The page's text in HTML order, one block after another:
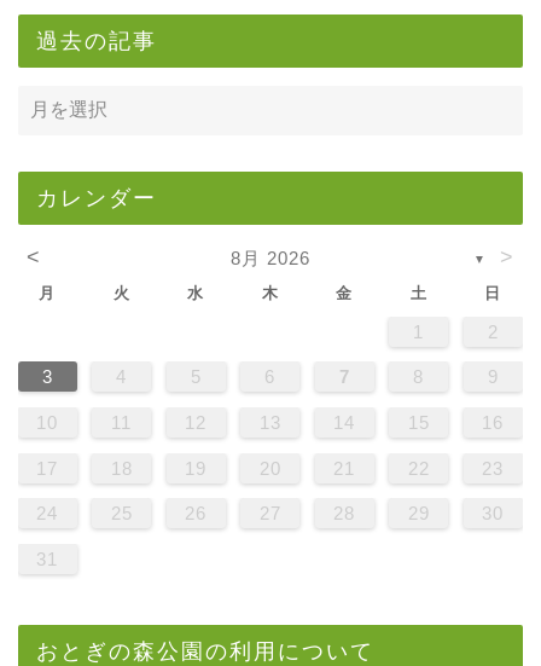
過去の記事
カレンダー
< 8月 2026 ▼ >
月 火 水 木 金 土 日
1 2
3 4 5 6 7 8 9
10 11 12 13 14 15 16
17 18 19 20 21 22 23
24 25 26 27 28 29 30
31
おとぎの森公園の利用について